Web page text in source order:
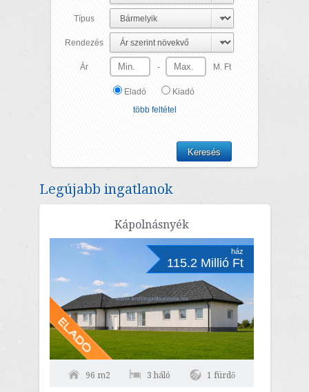
Típus
Rendezés
Ár - M. Ft
Eladó
Kiadó
több feltétel
Legújabb ingatlanok
Kápolnásnyék
ház
115.2 Millió Ft
96 m2 3 háló 1 fürdő